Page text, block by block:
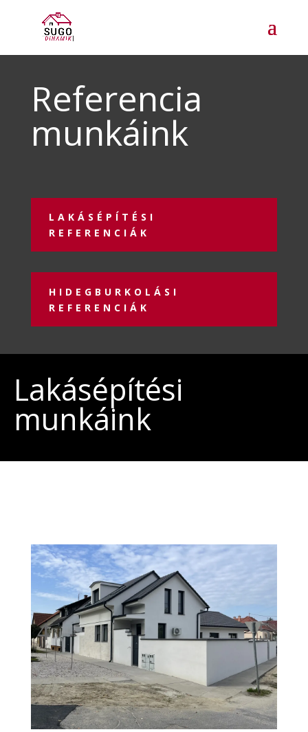
Referencia
munkáink
LAKÁSÉPÍTÉSI
REFERENCIÁK
HIDEGBURKOLÁSI
REFERENCIÁK
Lakásépítési
munkáink